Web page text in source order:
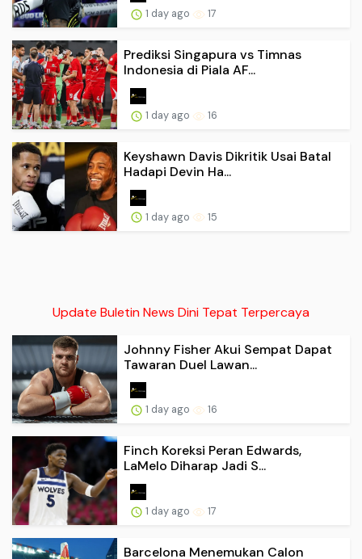
1 day ago 17
Prediksi Singapura vs Timnas
Indonesia di Piala AF...
1 day ago 16
Keyshawn Davis Dikritik Usai Batal
Hadapi Devin Ha...
1 day ago 15
Update Buletin News Dini Tepat Terpercaya
Johnny Fisher Akui Sempat Dapat
Tawaran Duel Lawan...
1 day ago 16
Finch Koreksi Peran Edwards,
LaMelo Diharap Jadi S...
1 day ago 17
Barcelona Menemukan Calon